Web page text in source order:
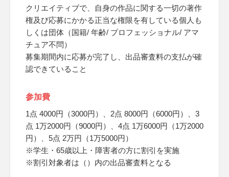
クリエイティブで、自身の作品に関する一切の著作
権及び応募にかかる正当な権限を有している個人も
しくは団体（国籍/ 年齢/ プロフェッショナル/ アマ
チュア不問）
募集期間内に応募が完了し、出品審査料の支払が確
認できていること
参加費
1点 4000円（3000円）、2点 8000円（6000円）、3
点 1万2000円（9000円）、4点 1万6000円（1万2000
円）、5点 2万円（1万5000円）
※学生・65歳以上・障害者の方に割引を実施
※割引対象者は（）内の出品審査料となる